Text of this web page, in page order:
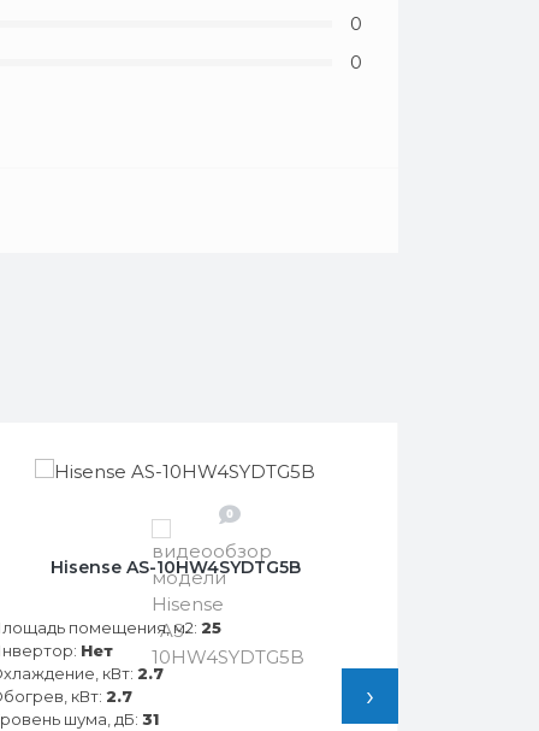
0
0
0
Hisense AS-10HW4SYDTG5B
помещения, м2: 25
Нет
кВт: 2.7
кВт: 2.7
шума, дБ: 31
›